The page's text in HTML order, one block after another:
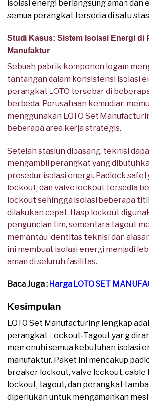
isolasi energi berlangsung aman dan
semua perangkat tersedia di satu
Studi Kasus: Sistem Isolasi Energi di
Manufaktur
Sebuah pabrik komponen logam
tantangan dalam konsistensi isolasi
perangkat LOTO tersebar di
berbeda. Perusahaan kemudian
menggunakan LOTO Set
beberapa area kerja strategis.
Setelah stasiun dipasang, teknisi
mengambil perangkat yang
prosedur isolasi energi. Padlock
lockout, dan valve lockout tersedia
lockout sehingga isolasi beberapa
dilakukan cepat. Hasp lockout
penguncian tim, sementara tagout
memantau identitas teknisi dan
ini membuat isolasi energi menjadi
aman di seluruh fasilitas.
Baca Juga : Harga LOTO SET
Kesimpulan
LOTO Set Manufacturing lengkap
perangkat Lockout‑Tagout yang
memenuhi semua kebutuhan isolasi
manufaktur. Paket ini mencakup
breaker lockout, valve lockout, cable
lockout, tagout, dan perangkat
diperlukan untuk mengamankan